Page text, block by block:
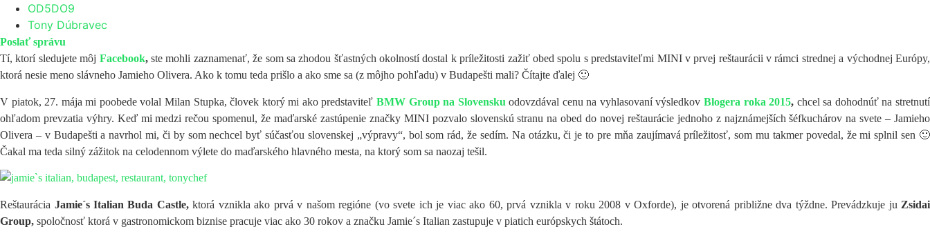
OD5DO9
Tony Dúbravec
Poslať správu
Tí, ktorí sledujete môj Facebook, ste mohli zaznamenať, že som sa zhodou šťastných okolností dostal k príležitosti zažiť obed spolu s predstaviteľmi MINI v prvej reštaurácii v rámci strednej a východnej Európy,
ktorá nesie meno slávneho Jamieho Olivera. Ako k tomu teda prišlo a ako sme sa (z môjho pohľadu) v Budapešti mali? Čítajte ďalej 🙂
V piatok, 27. mája mi poobede volal Milan Stupka, človek ktorý mi ako predstaviteľ BMW Group na Slovensku odovzdával cenu na vyhlasovaní výsledkovBlogera roka 2015, chcel sa dohodnúť na stretnutí
ohľadom prevzatia výhry. Keď mi medzi rečou spomenul, že maďarské zastúpenie značky MINI pozvalo slovenskú stranu na obed do novej reštaurácie jednoho z najznámejších šéfkuchárov na svete – Jamieho
Olivera – v Budapešti a navrhol mi, či by som nechcel byť súčasťou slovenskej „výpravy“, bol som rád, že sedím. Na otázku, či je to pre mňa zaujímavá príležitosť, som mu takmer povedal, že mi splnil sen 🙂
Čakal ma teda silný zážitok na celodennom výlete do maďarského hlavného mesta, na ktorý som sa naozaj tešil.
Reštaurácia Jamie´s Italian Buda Castle,ktorá vznikla ako prvá v našom regióne (vo svete ich je viac ako 60, prvá vznikla v roku 2008 v Oxforde), je otvorená približne dva týždne. Prevádzkuje ju Zsidai
Group, spoločnosť ktorá v gastronomickom biznise pracuje viac ako 30 rokov a značku Jamie´s Italian zastupuje v piatich európskych štátoch.